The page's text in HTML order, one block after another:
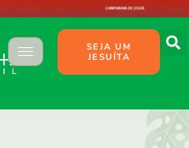
SEJA UM
JESUÍTA